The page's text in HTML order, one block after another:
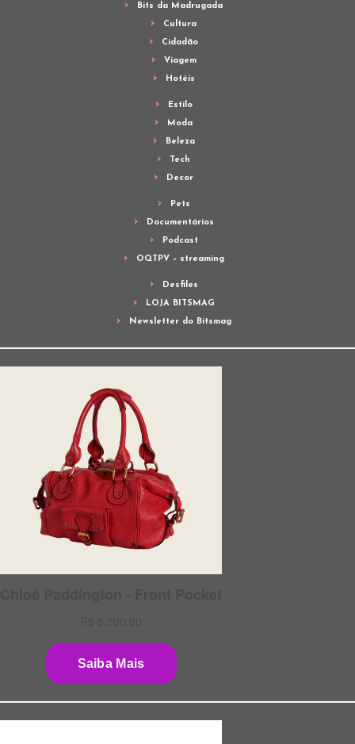
Bits da Madrugada
Cultura
Cidadão
Viagem
Hotéis
Estilo
Moda
Beleza
Tech
Decor
Pets
Documentários
Podcast
OQTPV – streaming
Desfiles
LOJA BITSMAG
Newsletter do Bitsmag